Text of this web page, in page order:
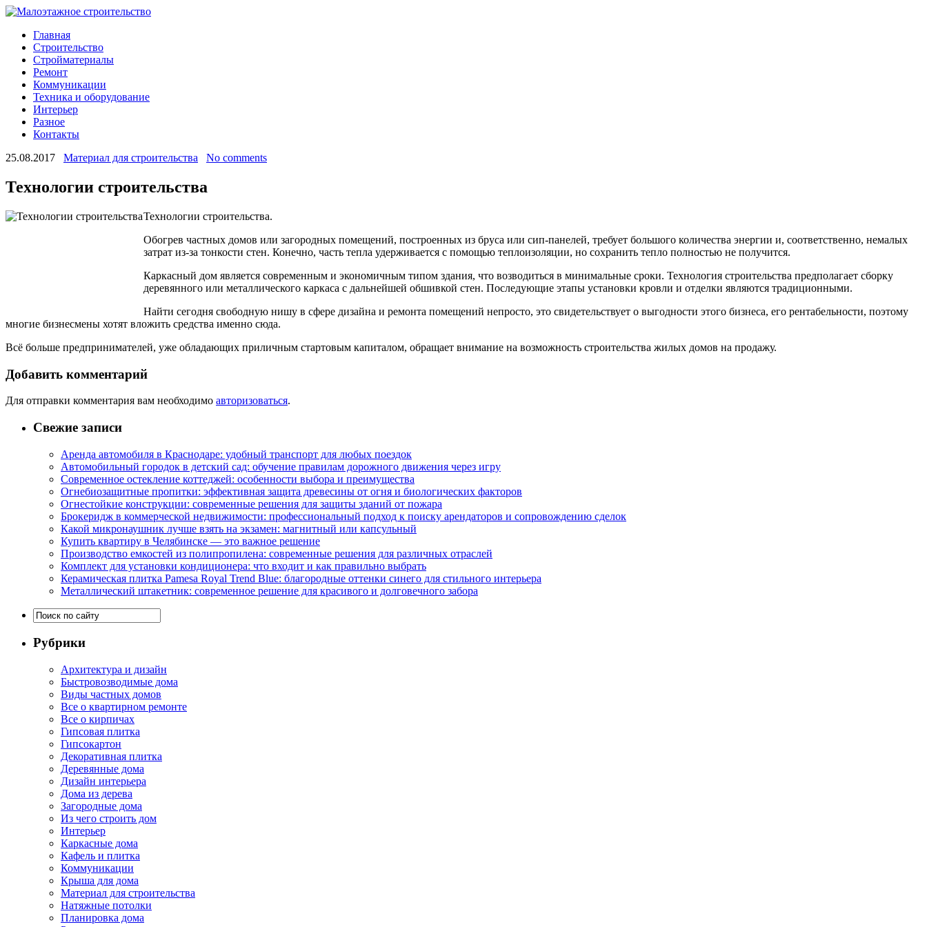
Главная
Строительство
Стройматериалы
Ремонт
Коммуникации
Техника и оборудование
Интерьер
Разное
Контакты
25.08.2017
Материал для строительства No comments
Технологии строительства
Технологии строительства.
Обогрев частных домов или загородных помещений, построенных из бруса или сип-панелей, требует большого количества энергии и, соответственно, немалых
затрат из-за тонкости стен. Конечно, часть тепла удерживается с помощью теплоизоляции, но сохранить тепло полностью не получится.
Каркасный дом является современным и экономичным типом здания, что возводиться в минимальные сроки. Технология строительства предполагает сборку
деревянного или металлического каркаса с дальнейшей обшивкой стен. Последующие этапы установки кровли и отделки являются традиционными.
Найти сегодня свободную нишу в сфере дизайна и ремонта помещений непросто, это свидетельствует о выгодности этого бизнеса, его рентабельности, поэтому
многие бизнесмены хотят вложить средства именно сюда.
Всё больше предпринимателей, уже обладающих приличным стартовым капиталом, обращает внимание на возможность строительства жилых домов на продажу.
Добавить комментарий
Для отправки комментария вам необходимо авторизоваться.
Свежие записи
Аренда автомобиля в Краснодаре: удобный транспорт для любых поездок
Автомобильный городок в детский сад: обучение правилам дорожного движения через игру
Современное остекление коттеджей: особенности выбора и преимущества
Огнебиозащитные пропитки: эффективная защита древесины от огня и биологических факторов
Огнестойкие конструкции: современные решения для защиты зданий от пожара
Брокеридж в коммерческой недвижимости: профессиональный подход к поиску арендаторов и сопровождению сделок
Какой микронаушник лучше взять на экзамен: магнитный или капсульный
Купить квартиру в Челябинске — это важное решение
Производство емкостей из полипропилена: современные решения для различных отраслей
Комплект для установки кондиционера: что входит и как правильно выбрать
Керамическая плитка Pamesa Royal Trend Blue: благородные оттенки синего для стильного интерьера
Металлический штакетник: современное решение для красивого и долговечного забора
Рубрики
Архитектура и дизайн
Быстровозводимые дома
Виды частных домов
Все о квартирном ремонте
Все о кирпичах
Гипсовая плитка
Гипсокартон
Декоративная плитка
Деревянные дома
Дизайн интерьера
Дома из дерева
Загородные дома
Из чего строить дом
Интерьер
Каркасные дома
Кафель и плитка
Коммуникации
Крыша для дома
Материал для строительства
Натяжные потолки
Планировка дома